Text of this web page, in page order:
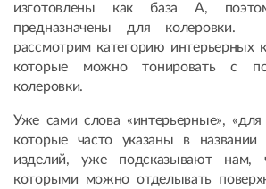
изготовлены как база А,
предназначены для колеровки.
рассмотрим категорию интерьерных
которые можно тонировать с
колеровки.
Уже сами слова «интерьерные», «для
которые часто указаны в названии
изделий, уже подсказывают нам,
которыми можно отделывать